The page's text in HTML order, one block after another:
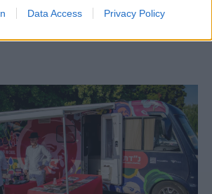
Data Access Privacy Policy